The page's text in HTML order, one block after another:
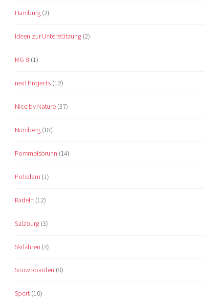
Hamburg (2)
Ideen zur Unterstützung (2)
MG B (1)
next Projects (12)
Nice by Nature (37)
Nürnberg (18)
Pommelsbrunn (14)
Potsdam (1)
Radeln (12)
Salzburg (3)
Skifahren (3)
Snowboarden (8)
Sport (10)